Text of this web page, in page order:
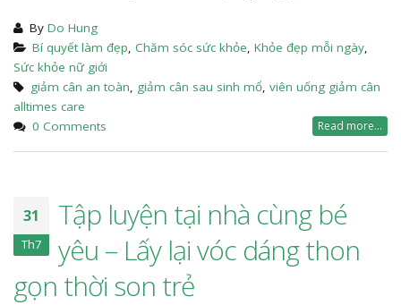
By Do Hung
Bí quyết làm đẹp, Chăm sóc sức khỏe, Khỏe đẹp mỗi ngày,
Sức khỏe nữ giới
giảm cân an toàn, giảm cân sau sinh mổ, viên uống giảm cân
alltimes care
0 Comments
Read more...
31
Th7
Tập luyện tại nhà cùng bé
yêu – Lấy lại vóc dáng thon
gọn thời son trẻ